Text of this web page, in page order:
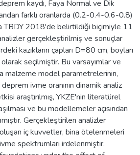
kaydı, Faya Normal ve Dik
farklı oranlarda (0.2-0.4-0.6-0.8)
TBDY 2018'de belirtildiği biçimiyle 11
gerçekleştirilmiş ve sonuçlar
kazıkların çapları D=80 cm, boyları
seçilmiştir. Bu varsayımlar ve
malzeme model parametrelerinin,
ivme oranının dinamik analiz
araştırılmış, YKZE'nin literatürel
ve bu modellemeler açısından
Gerçekleştirilen analizler
iç kuvvetler, bina ötelenmeleri
spektrumları irdelenmiştir.